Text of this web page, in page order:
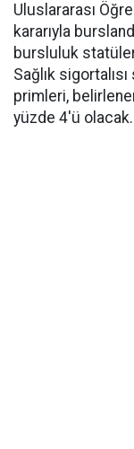
Uluslararası
kararıyla
bursluluk
Sağlık
primleri,
yüzde 4'ü olacak.